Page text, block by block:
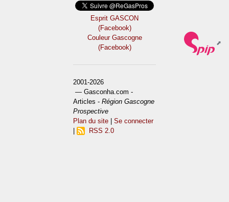
Esprit GASCON
(Facebook)
Couleur Gascogne
(Facebook)
2001-2026
— Gasconha.com -
Articles -Région Gascogne
Prospective
Plan du site |Se connecter
RSS 2.0